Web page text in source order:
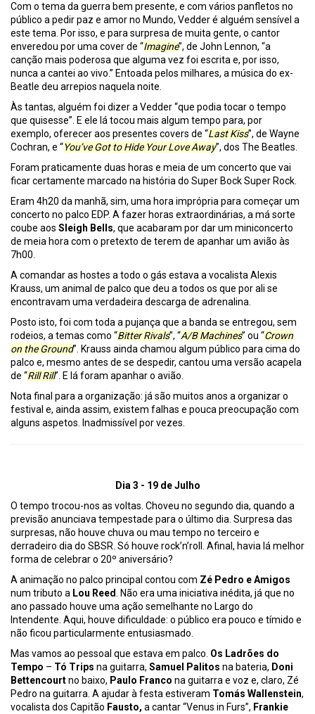
Com o tema da guerra bem presente, e com vários panfletos no
público a pedir paz e amor no Mundo, Vedder é alguém sensível a
este tema. Por isso, e para surpresa de muita gente, o cantor
enveredou por uma cover de “Imagine”, de John Lennon, “a
canção mais poderosa que alguma vez foi escrita e, por isso,
nunca a cantei ao vivo.” Entoada pelos milhares, a música do ex-
Beatle deu arrepios naquela noite.
Às tantas, alguém foi dizer a Vedder “que podia tocar o tempo
que quisesse”. E ele lá tocou mais algum tempo para, por
exemplo, oferecer aos presentes covers de “Last Kiss”, de Wayne
Cochran, e “You’ve Got to Hide Your Love Away”, dos The Beatles.
Foram praticamente duas horas e meia de um concerto que vai
ficar certamente marcado na história do Super Bock Super Rock.
Eram 4h20 da manhã, sim, uma hora imprópria para começar um
concerto no palco EDP. A fazer horas extraordinárias, a má sorte
coube aos Sleigh Bells, que acabaram por dar um miniconcerto
de meia hora com o pretexto de terem de apanhar um avião às
7h00.
A comandar as hostes a todo o gás estava a vocalista Alexis
Krauss, um animal de palco que deu a todos os que por ali se
encontravam uma verdadeira descarga de adrenalina.
Posto isto, foi com toda a pujança que a banda se entregou, sem
rodeios, a temas como “Bitter Rivals”, “A/B Machines” ou “Crown
on the Ground”. Krauss ainda chamou algum público para cima do
palco e, mesmo antes de se despedir, cantou uma versão acapela
de “Rill Rill”. E lá foram apanhar o avião.
Nota final para a organização: já são muitos anos a organizar o
festival e, ainda assim, existem falhas e pouca preocupação com
alguns aspetos. Inadmissível por vezes.
Dia 3 - 19 de Julho
O tempo trocou-nos as voltas. Choveu no segundo dia, quando a
previsão anunciava tempestade para o último dia. Surpresa das
surpresas, não houve chuva ou mau tempo no terceiro e
derradeiro dia do SBSR. Só houve rock’n’roll. Afinal, havia lá melhor
forma de celebrar o 20º aniversário?
A animação no palco principal contou com Zé Pedro e Amigos
num tributo a Lou Reed. Não era uma iniciativa inédita, já que no
ano passado houve uma ação semelhante no Largo do
Intendente. Aqui, houve dificuldade: o público era pouco e tímido e
não ficou particularmente entusiasmado.
Mas vamos ao pessoal que estava em palco. Os Ladrões do
Tempo – Tó Trips na guitarra, Samuel Palitos na bateria, Doni
Bettencourtno baixo, Paulo Franco na guitarra e voz e, claro, Zé
Pedro na guitarra. A ajudar à festa estiveram Tomás Wallenstein,
vocalista dos Capitão Fausto, a cantar “Venus in Furs”, Frankie